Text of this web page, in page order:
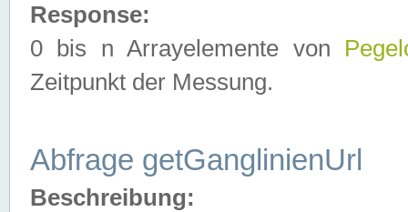
Response:
0 bis n Arrayelemente von
Zeitpunkt der Messung.
Abfrage getGanglinienUrl
Beschreibung: